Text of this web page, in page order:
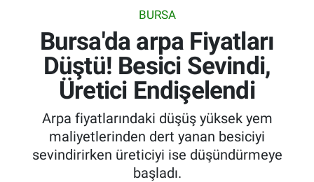
BURSA
Bursa'da arpa Fiyatları
Düştü! Besici Sevindi,
Üretici Endişelendi
Arpa fiyatlarındaki düşüş yüksek yem
maliyetlerinden dert yanan besiciyi
sevindirirken üreticiyi ise düşündürmeye
başladı.
Ekonomi
Güncel
İnanç
Kadın & Aile
Son Dakika Haberleri
Haber Arşivi